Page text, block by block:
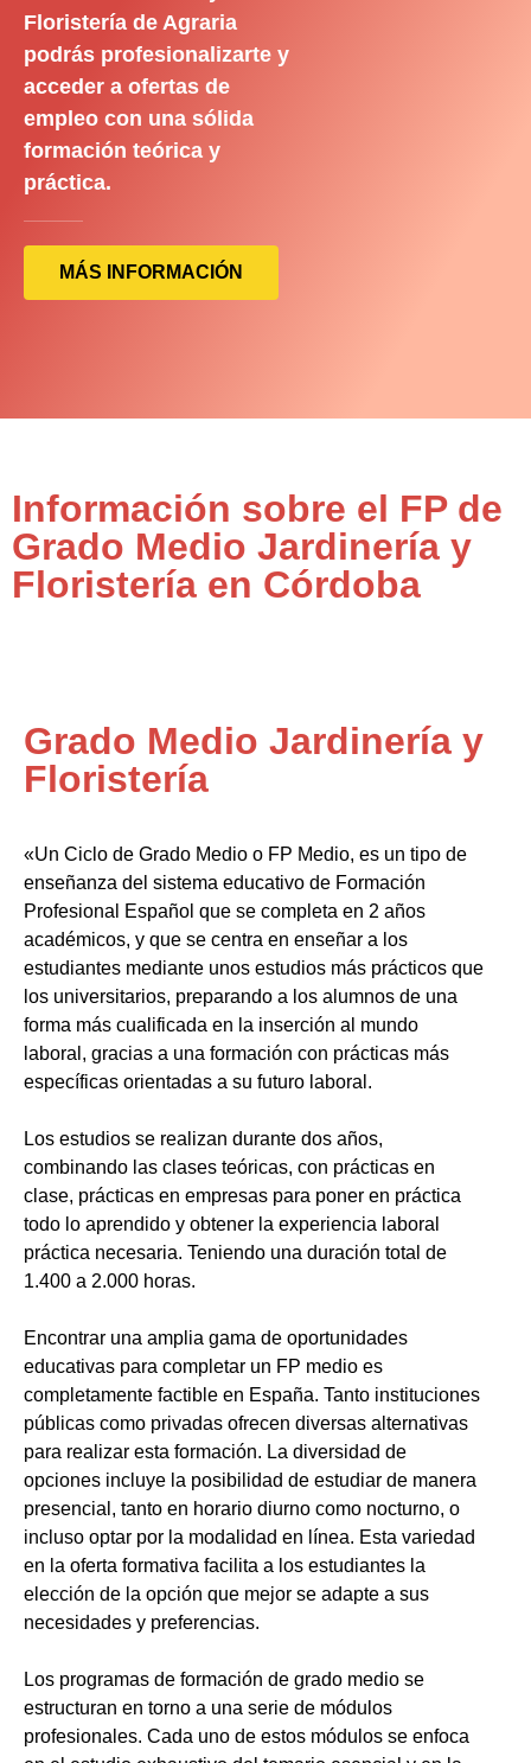
Floristería de Agraria
podrás profesionalizarte y
acceder a ofertas de
empleo con una sólida
formación teórica y
práctica.
MÁS INFORMACIÓN
Información sobre el FP de
Grado Medio Jardinería y
Floristería en Córdoba
Grado Medio Jardinería y
Floristería
«Un Ciclo de Grado Medio o FP Medio, es un tipo de
enseñanza del sistema educativo de Formación
Profesional Español que se completa en 2 años
académicos, y que se centra en enseñar a los
estudiantes mediante unos estudios más prácticos que
los universitarios, preparando a los alumnos de una
forma más cualificada en la inserción al mundo
laboral, gracias a una formación con prácticas más
específicas orientadas a su futuro laboral.
Los estudios se realizan durante dos años,
combinando las clases teóricas, con prácticas en
clase, prácticas en empresas para poner en práctica
todo lo aprendido y obtener la experiencia laboral
práctica necesaria. Teniendo una duración total de
1.400 a 2.000 horas.
Encontrar una amplia gama de oportunidades
educativas para completar un FP medio es
completamente factible en España. Tanto instituciones
públicas como privadas ofrecen diversas alternativas
para realizar esta formación. La diversidad de
opciones incluye la posibilidad de estudiar de manera
presencial, tanto en horario diurno como nocturno, o
incluso optar por la modalidad en línea. Esta variedad
en la oferta formativa facilita a los estudiantes la
elección de la opción que mejor se adapte a sus
necesidades y preferencias.
Los programas de formación de grado medio se
estructuran en torno a una serie de módulos
profesionales. Cada uno de estos módulos se enfoca